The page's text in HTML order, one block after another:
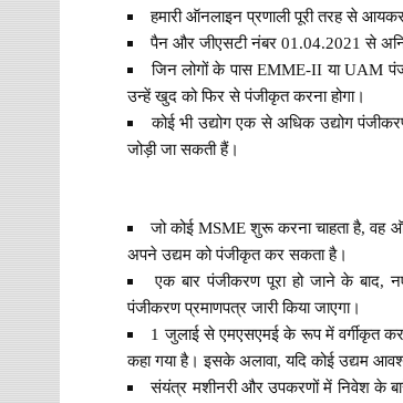
हमारी ऑनलाइन प्रणाली पूरी तरह से
पैन और जीएसटी नंबर 01.04.2021 से
जिन लोगों के पास EMME-II या UAM
उन्हें खुद को फिर से पंजीकृत करना होगा।
कोई भी उद्योग एक से अधिक उद्योग पंजीकरण
जोड़ी जा सकती हैं।
जो कोई MSME शुरू करना चाहता है, वह
अपने उद्यम को पंजीकृत कर सकता है।
एक बार पंजीकरण पूरा हो जाने के बाद,
पंजीकरण प्रमाणपत्र जारी किया जाएगा।
1 जुलाई से एमएसएमई के रूप में वर्गीकृत
कहा गया है। इसके अलावा, यदि कोई उद्यम
संयंत्र मशीनरी और उपकरणों में निवेश के